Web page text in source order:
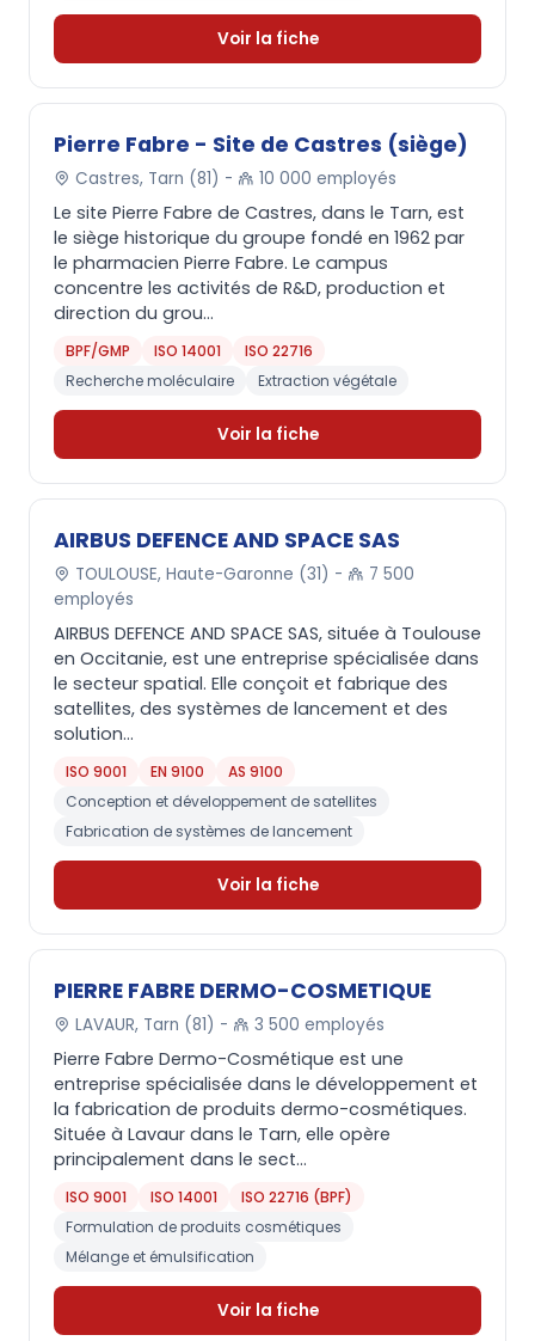
Voir la fiche
Pierre Fabre - Site de Castres (siège)
Castres, Tarn (81) - 10 000 employés
Le site Pierre Fabre de Castres, dans le Tarn, est
le siège historique du groupe fondé en 1962 par
le pharmacien Pierre Fabre. Le campus
concentre les activités de R&D, production et
direction du grou...
BPF/GMP ISO 14001
ISO 22716
Recherche moléculaire
Extraction végétale
Voir la fiche
AIRBUS DEFENCE AND SPACE SAS
TOULOUSE, Haute-Garonne (31) -
7 500
employés
AIRBUS DEFENCE AND SPACE SAS, située à Toulouse
en Occitanie, est une entreprise spécialisée dans
le secteur spatial. Elle conçoit et fabrique des
satellites, des systèmes de lancement et des
solution...
ISO 9001 EN 9100
AS 9100
Conception et développement de satellites
Fabrication de systèmes de lancement
Voir la fiche
PIERRE FABRE DERMO-COSMETIQUE
LAVAUR, Tarn (81) - 3 500 employés
Pierre Fabre Dermo-Cosmétique est une
entreprise spécialisée dans le développement et
la fabrication de produits dermo-cosmétiques.
Située à Lavaur dans le Tarn, elle opère
principalement dans le sect...
ISO 9001 ISO 14001
ISO 22716 (BPF)
Formulation de produits cosmétiques
Mélange et émulsification
Voir la fiche